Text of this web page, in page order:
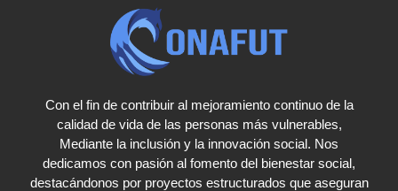
Con el fin de contribuir al mejoramiento continuo de la
calidad de vida de las personas más vulnerables,
Mediante la inclusión y la innovación social. Nos
dedicamos con pasión al fomento del bienestar social,
destacándonos por proyectos estructurados que aseguran